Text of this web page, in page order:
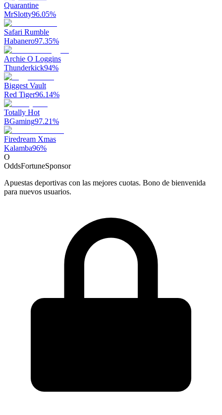
Quarantine
MrSlotty96.05%
Safari Rumble
Habanero97.35%
Archie O Loggins
Thunderkick94%
Biggest Vault
Red Tiger96.14%
Totally Hot
BGaming97.21%
Firedream Xmas
Kalamba96%
O
OddsFortuneSponsor
Apuestas deportivas con las mejores cuotas. Bono de bienvenida
para nuevos usuarios.